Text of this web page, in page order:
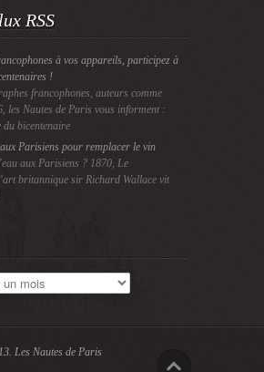
RSS
à vos appareils, participez à
!
francophones, auteurs comme
les Nautes de Paris vous informent :
du bicentenaire
Parisiens pour remplacer le vin
aux Parisiens ? 1870, Le
britannique sir Richard Wallace vit
Les Nautes de Paris